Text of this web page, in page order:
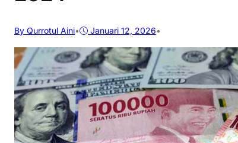
By Qurrotul Aini• Januari 12, 2026•